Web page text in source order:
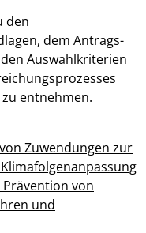
den
dem Antrags-
Auswahlkriterien
entnehmen.
Zuwendungen zur
von
und